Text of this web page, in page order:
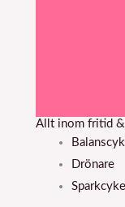
Allt inom fritid
Drönare